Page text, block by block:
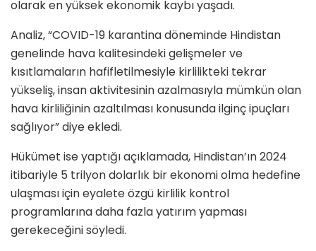
olarak en yüksek ekonomik kaybı yaşadı.
Analiz, “COVID-19 karantina döneminde Hindistan
genelinde hava kalitesindeki gelişmeler ve
kısıtlamaların hafifletilmesiyle kirlilikteki tekrar
yükseliş, insan aktivitesinin azalmasıyla mümkün olan
hava kirliliğinin azaltılması konusunda ilginç ipuçları
sağlıyor” diye ekledi.
Hükümet ise yaptığı açıklamada, Hindistan’ın 2024
itibariyle 5 trilyon dolarlık bir ekonomi olma hedefine
ulaşması için eyalete özgü kirlilik kontrol
programlarına daha fazla yatırım yapması
gerekeceğini söyledi.